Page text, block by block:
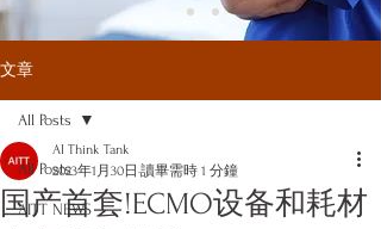
文章
All Posts
AITT NEWS
All Posts
国产首套!ECMO设备和耗材
AI Think Tank
2023年1月30日 讀畢需時 1 分鐘